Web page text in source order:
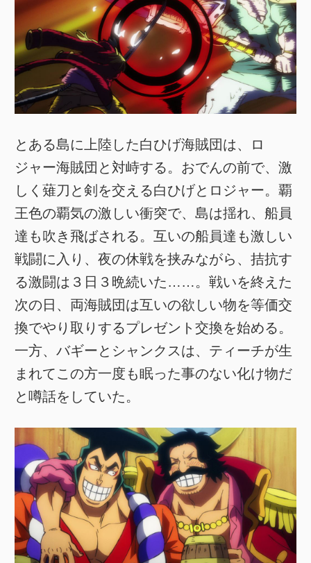
とある島に上陸した白ひげ海賊団は、ロ
ジャー海賊団と対峙する。おでんの前で、激
しく薙刀と剣を交える白ひげとロジャー。覇
王色の覇気の激しい衝突で、島は揺れ、船員
達も吹き飛ばされる。互いの船員達も激しい
戦闘に入り、夜の休戦を挟みながら、拮抗す
る激闘は３日３晩続いた……。戦いを終えた
次の日、両海賊団は互いの欲しい物を等価交
換でやり取りするプレゼント交換を始める。
一方、バギーとシャンクスは、ティーチが生
まれてこの方一度も眠った事のない化け物だ
と噂話をしていた。